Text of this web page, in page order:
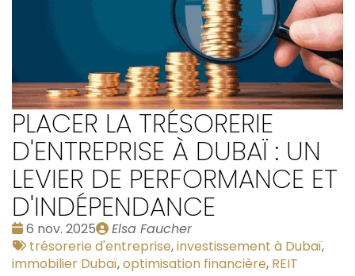
PLACER LA TRÉSORERIE
D'ENTREPRISE À DUBAÏ : UN
LEVIER DE PERFORMANCE ET
D'INDÉPENDANCE
Date
:
6 nov. 2025
Publié
par
Elsa Faucher
Tags
:
trésorerie d'entreprise,investissement à Dubaï,
immobilier Dubaï,optimisation financière, REIT